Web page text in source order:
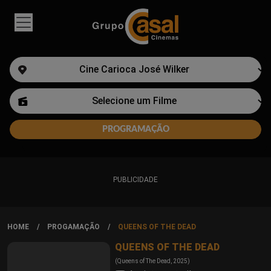
PUBLICIDADE
HOME PROGAMAÇÃO QUEENS OF THE DEAD
QUEENS OF THE DEAD
(Queens of The Dead, 2025)